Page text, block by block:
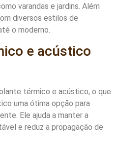
varandas e jardins. Além
diversos estilos de
o moderno.
e acústico
térmico e acústico, o que
uma ótima opção para
Ele ajuda a manter a
e reduz a propagação de